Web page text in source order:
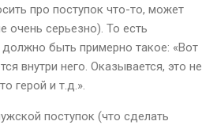
про поступок что-то, может
очень серьезно). То есть
быть примерно такое: «Вот
внутри него. Оказывается, это не
герой и т.д.».
поступок (что сделать